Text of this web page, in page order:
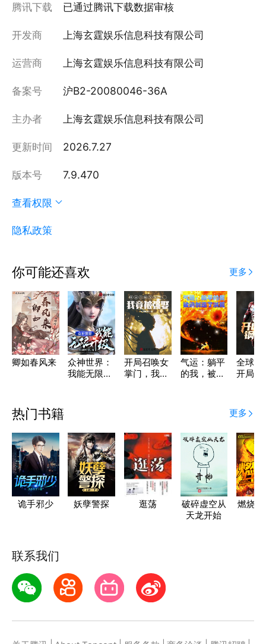
腾讯下载 已通过腾讯下载数据审核
开发商 上海玄霆娱乐信息科技有限公司
运营商 上海玄霆娱乐信息科技有限公司
备案号 沪B2-20080046-36A
主办者 上海玄霆娱乐信息科技有限公司
更新时间 2026.7.27
版本号 7.9.470
查看权限
隐私政策
你可能还喜欢 更多
卿如春风来
众神世界：
我能无限升
开局召唤女
掌门，我竟
气运：躺平
的我，被迫
全球神
开局绑
热门书籍 更多
诡手邪少 妖孽警探 逛荡
破碎虚空从
天龙开始
燃烧
联系我们